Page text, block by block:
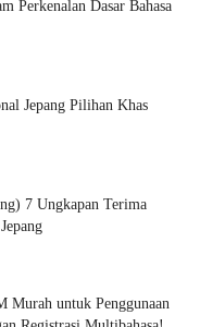
Perkenalan Dasar Bahasa
Jepang Pilihan Khas
Murah untuk Penggunaan